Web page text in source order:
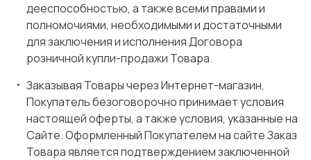
дееспособностью, а также всеми правами и
полномочиями, необходимыми и достаточными
для заключения и исполнения Договора
розничной купли-продажи Товара.
Заказывая Товары через Интернет-магазин,
Покупатель безоговорочно принимает условия
настоящей оферты, а также условия, указанные на
Сайте. Оформленный Покупателем на сайте Заказ
Товара является подтверждением заключенной